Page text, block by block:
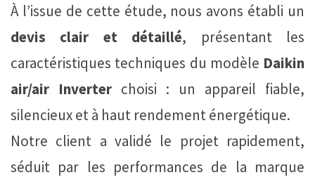
À l’issue de cette étude, nous avons établi un
devis clair et détaillé, présentant les
caractéristiques techniques du modèle Daikin
air/air Inverter choisi : un appareil fiable,
silencieux et à haut rendement énergétique.
Notre client a validé le projet rapidement,
séduit par les performances de la marque